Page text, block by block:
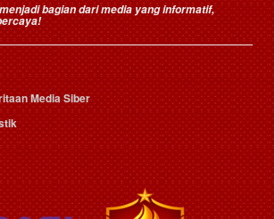
bagian dari media yang informatif,
Media Siber